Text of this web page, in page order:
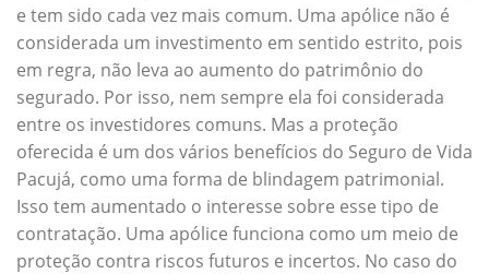
e tem sido cada vez mais comum. Uma apólice não é
considerada um investimento em sentido estrito, pois
em regra, não leva ao aumento do patrimônio do
segurado. Por isso, nem sempre ela foi considerada
entre os investidores comuns. Mas a proteção
oferecida é um dos vários benefícios do Seguro de Vida
Pacujá, como uma forma de blindagem patrimonial.
Isso tem aumentado o interesse sobre esse tipo de
contratação. Uma apólice funciona como um meio de
proteção contra riscos futuros e incertos. No caso do